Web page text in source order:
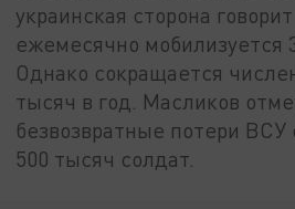
украинская сторона
ежемесячно мобилизуется
Однако сокращается
тысяч в год. Масликов
безвозвратные потери ВСУ
500 тысяч солдат.